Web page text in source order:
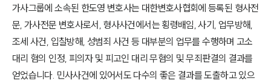
가사그룹에 소속된 한도영 변호사는 대한변호사협회에 등록된 형사전
문, 가사전문 변호사로서, 형사사건에서는 횡령배임, 사기, 업무방해,
조세 사건, 입찰방해, 성범죄 사건 등 대부분의 업무를 수행하며 고소
대리 혐의 인정, 피의자 및 피고인 대리 무혐의 및 무죄판결의 결과를
얻었습니다. 민사사건에 있어서도 다수의 좋은 결과를 도출하고 있으